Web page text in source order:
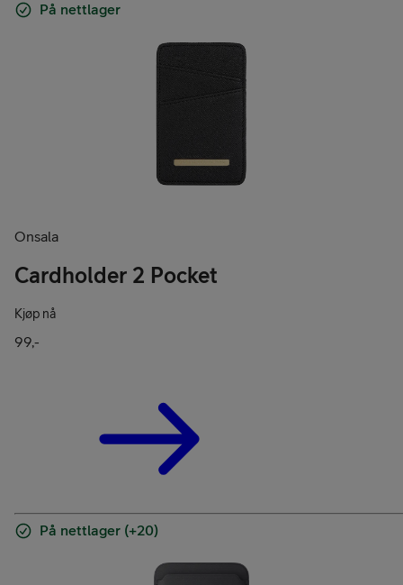
På nettlager
Onsala
Cardholder 2 Pocket
Kjøp nå
99,-
På nettlager (+20)